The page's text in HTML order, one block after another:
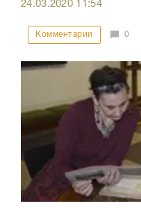
24.03.2020 11:54
Комментарии 0